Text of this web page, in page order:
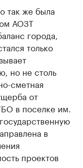
так же была
АОЗТ
города,
только
но не столь
сметная
от
в поселке им.
в
проектов